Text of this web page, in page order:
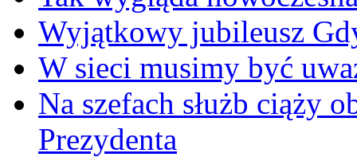
Wyjątkowy jubileusz
W sieci musimy być
Na szefach służb ciąży
Prezydenta